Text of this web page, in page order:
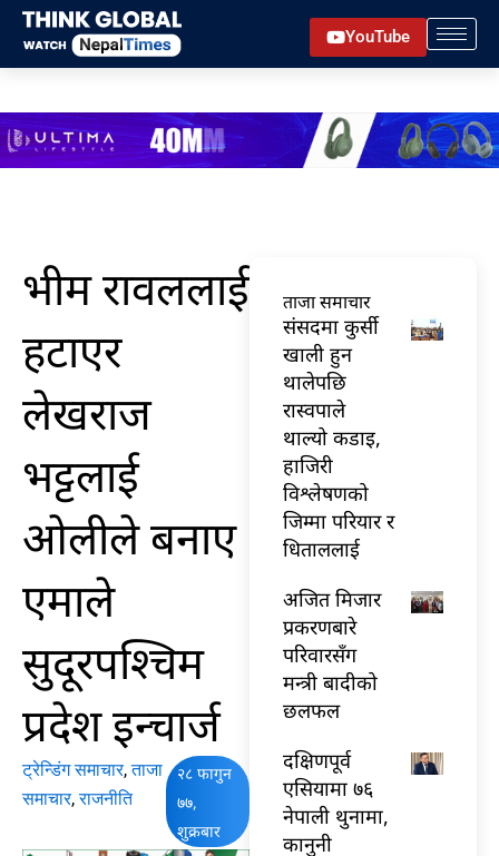
Skip
content
YouTube
भीम रावललाई
हटाएर
लेखराज
भट्टलाई
ओलीले बनाए
एमाले
सुदूरपश्चिम
प्रदेश इन्चार्ज
ट्रेन्डिंग समाचार,ताजा
समाचार,राजनीति
२८ फागुन
७७,
शुक्रबार
ताजा समाचार
संसदमा कुर्सी
खाली हुन
थालेपछि
रास्वपाले
थाल्यो कडाइ,
हाजिरी
विश्लेषणको
जिम्मा परियार र
धिताललाई
अजित मिजार
प्रकरणबारे
परिवारसँग
मन्त्री बादीको
छलफल
दक्षिणपूर्व
एसियामा ७६
नेपाली थुनामा,
कानुनी